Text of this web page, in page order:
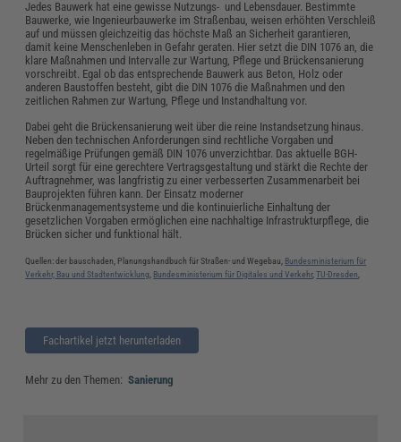
Jedes Bauwerk hat eine gewisse Nutzungs- und Lebensdauer. Bestimmte
Bauwerke, wie Ingenieurbauwerke im Straßenbau, weisen erhöhten Verschleiß
auf und müssen gleichzeitig das höchste Maß an Sicherheit garantieren,
damit keine Menschenleben in Gefahr geraten. Hier setzt die DIN 1076 an, die
klare Maßnahmen und Intervalle zur Wartung, Pflege und Brückensanierung
vorschreibt. Egal ob das entsprechende Bauwerk aus Beton, Holz oder
anderen Baustoffen besteht, gibt die DIN 1076 die Maßnahmen und den
zeitlichen Rahmen zur Wartung, Pflege und Instandhaltung vor.
Dabei geht die Brückensanierung weit über die reine Instandsetzung hinaus.
Neben den technischen Anforderungen sind rechtliche Vorgaben und
regelmäßige Prüfungen gemäß DIN 1076 unverzichtbar. Das aktuelle BGH-
Urteil sorgt für eine gerechtere Vertragsgestaltung und stärkt die Rechte der
Auftragnehmer, was langfristig zu einer verbesserten Zusammenarbeit bei
Bauprojekten führen kann. Der Einsatz moderner
Brückenmanagementsysteme und die kontinuierliche Einhaltung der
gesetzlichen Vorgaben ermöglichen eine nachhaltige Infrastrukturpflege, die
Brücken sicher und funktional hält.
Quellen: der bauschaden, Planungshandbuch für Straßen- und Wegebau, Bundesministerium für
Verkehr, Bau und Stadtentwicklung Bundesministerium für Digitales und Verkehr,TU-Dresden
Fachartikel jetzt herunterladen
Mehr zu den Themen: Sanierung